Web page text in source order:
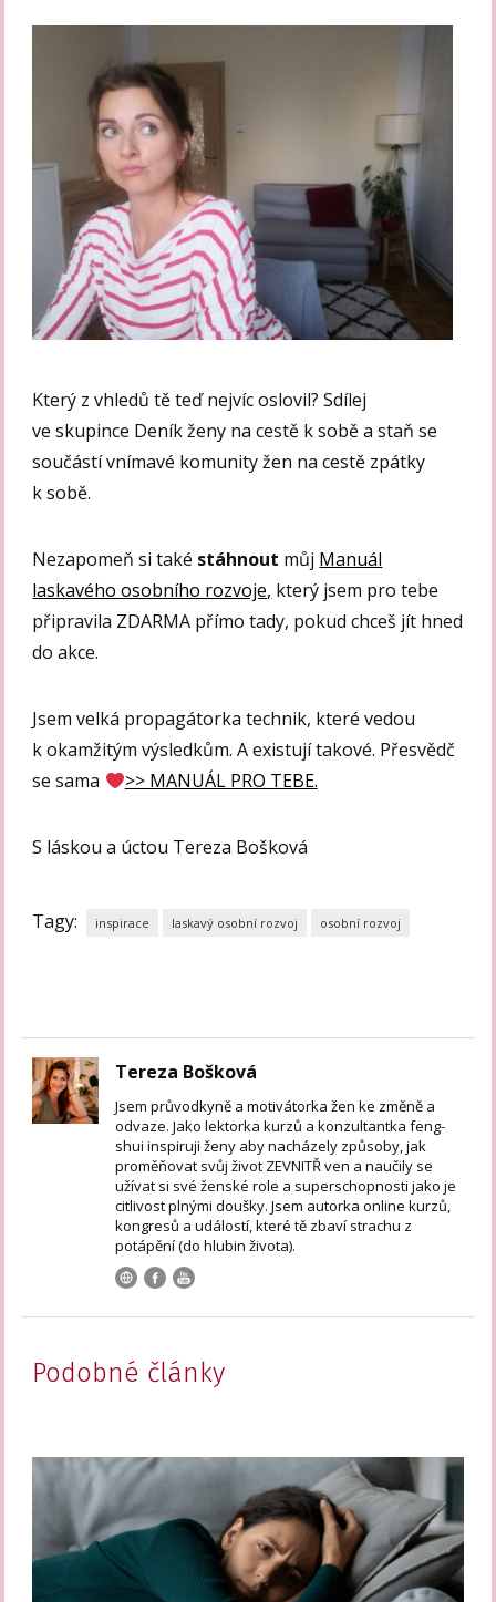
Který z vhledů tě teď nejvíc oslovil? Sdílej
ve skupince Deník ženy na cestě k sobě a staň se
součástí vnímavé komunity žen na cestě zpátky
k sobě.
Nezapomeň si také stáhnout můj Manuál
laskavého osobního rozvoje, který jsem pro tebe
připravila ZDARMA přímo tady, pokud chceš jít hned
do akce.
Jsem velká propagátorka technik, které vedou
k okamžitým výsledkům. A existují takové. Přesvědč
se sama
>> MANUÁL PRO TEBE.
S láskou a úctou Tereza Bošková
Tagy: inspirace laskavý osobní rozvoj osobní rozvoj
Tereza Bošková
Jsem průvodkyně a motivátorka žen ke změně a
odvaze. Jako lektorka kurzů a konzultantka feng-
shui inspiruji ženy aby nacházely způsoby, jak
proměňovat svůj život ZEVNITŘ ven a naučily se
užívat si své ženské role a superschopnosti jako je
citlivost plnými doušky. Jsem autorka online kurzů,
kongresů a událostí, které tě zbaví strachu z
potápění (do hlubin života).
Podobné články